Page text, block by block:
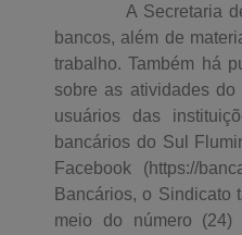
A Secretaria de
bancos, além de
trabalho. Também há
sobre as atividades
usuários das
bancários do Sul
Facebook (https://
Bancários, o Sindicato
meio do número (24)